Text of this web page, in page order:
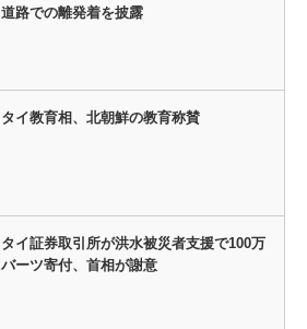
道路での離発着を披露
タイ教育相、北朝鮮の教育称賛
タイ証券取引所が洪水被災者支援で100万
バーツ寄付、首相が謝意